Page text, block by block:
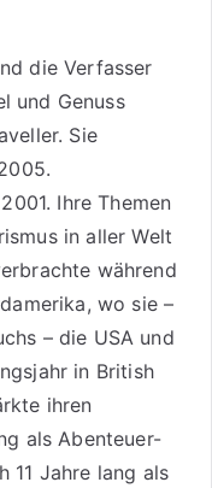
die Verfasser
und Genuss
. Sie
Ihre Themen
in aller Welt
während
wo sie –
– die USA und
in British
ihren
alsAbenteuer-
11 Jahre lang als